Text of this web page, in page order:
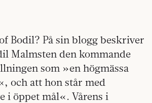
Bodil? På sin blogg beskriver
Malmsten den kommande
som »en högmässa
och att hon står med
i öppet mål«. Vårens i